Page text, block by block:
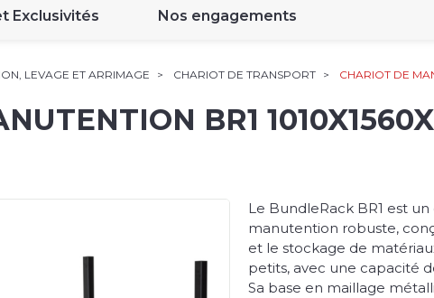
Exclusivités Nos engagements
LEVAGE ET ARRIMAGE CHARIOT DE TRANSPORT CHARIOT DE
BR1
Le BundleRack BR1 est
manutention robuste,
et le stockage de
petits, avec une capacité
Sa base en maillage